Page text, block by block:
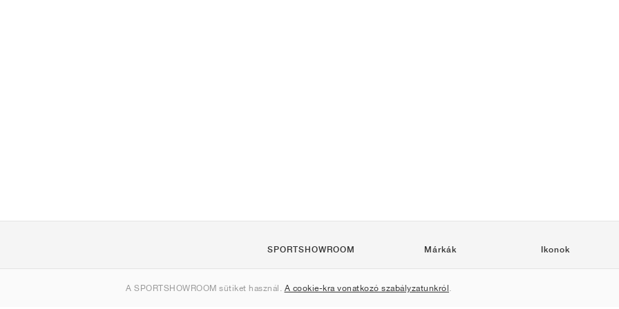
A SPORTSHOWROOM sütiket használ. A cookie-kra vonatkozó szabályzatunkról
SPORTSHOWROOM
Kapcsolat
Márkák
Jordan
Ikonok